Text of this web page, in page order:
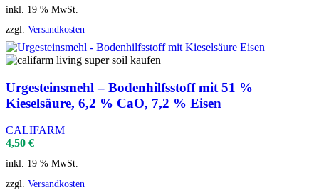
inkl. 19 % MwSt.
zzgl. Versandkosten
Urgesteinsmehl – Bodenhilfsstoff mit 51 %
Kieselsäure, 6,2 % CaO, 7,2 % Eisen
CALIFARM
4,50 €
inkl. 19 % MwSt.
zzgl. Versandkosten